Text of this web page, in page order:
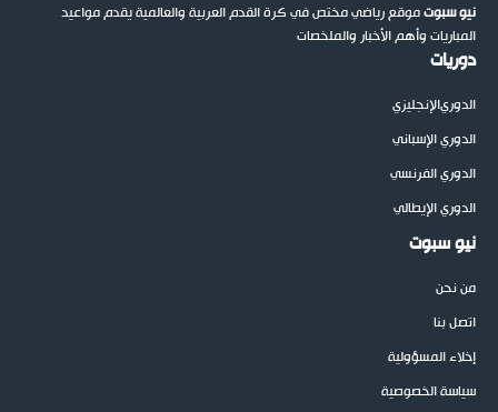
نيو سبوتموقع رياضي مختص في كرة القدم العربية والعالمية يقدم مواعيد
المباريات وأهم الأخبار والملخصات
دوريات
الدوريالإنجليزي
الدوري الإسباني
الدوري الفرنسي
الدوري الإيطالي
نيو سبوت
من نحن
اتصل بنا
إخلاء المسؤولية
سياسة الخصوصية